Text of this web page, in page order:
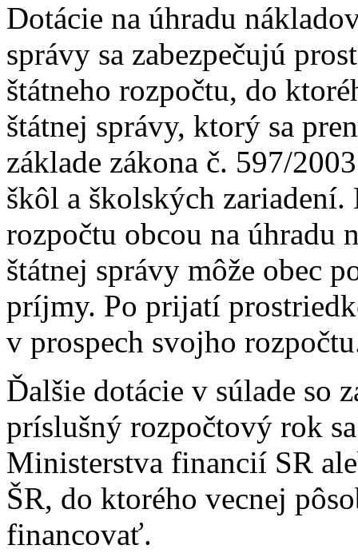
Dotácie na úhradu
správy sa zabezpečujú
štátneho rozpočtu, do
štátnej správy, ktorý sa
základe zákona č. 597/
škôl a školských
rozpočtu obcou na úhradu
štátnej správy môže obec
príjmy. Po prijatí
v prospech svojho
Ďalšie dotácie v súlade so
príslušný rozpočtový rok
Ministerstva financií SR
ŠR, do ktorého vecnej
financovať.